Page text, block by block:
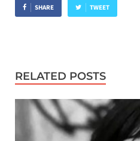
SHARE TWEET
RELATED POSTS